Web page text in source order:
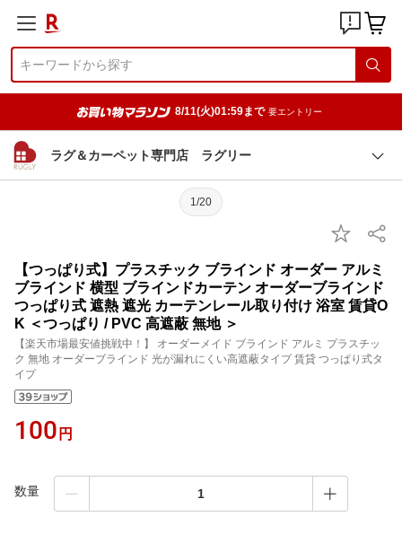
8/11(火)01:59まで 要エントリー
ラグ＆カーペット専門店 ラグリー
1/20
【つっぱり式】プラスチック ブラインド オーダー アルミ
ブラインド 横型 ブラインドカーテン オーダーブラインド
つっぱり式 遮熱 遮光 カーテンレール取り付け 浴室 賃貸O
K ＜つっぱり / PVC 高遮蔽 無地 ＞
【楽天市場最安値挑戦中！】 オーダーメイド ブラインド アルミ プラスチッ
ク 無地 オーダーブラインド 光が漏れにくい高遮蔽タイプ 賃貸 つっぱり式タ
イプ
100 円
数量